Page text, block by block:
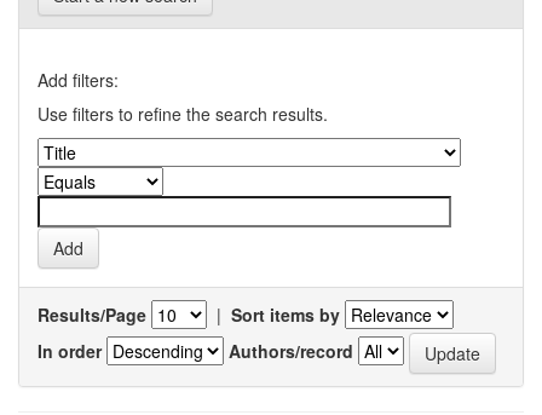
Add filters:
Use filters to refine the search results.
Results/Page | Sort items by
In order
Authors/record